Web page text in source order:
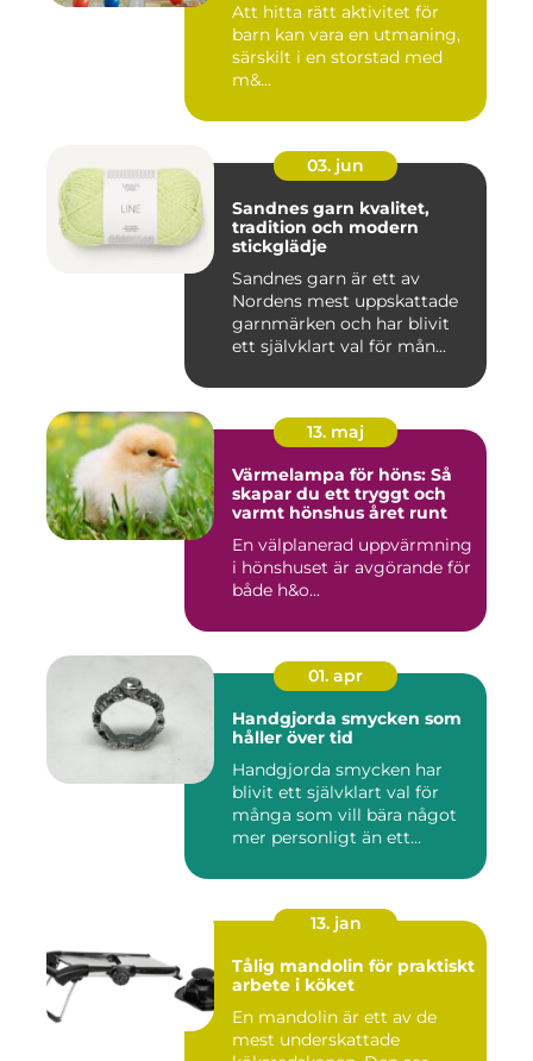
Att hitta rätt aktivitet för
barn kan vara en utmaning,
särskilt i en storstad med
m&...
03. jun
Sandnes garn kvalitet,
tradition och modern
stickglädje
Sandnes garn är ett av
Nordens mest uppskattade
garnmärken och har blivit
ett självklart val för mån...
13. maj
Värmelampa för höns: Så
skapar du ett tryggt och
varmt hönshus året runt
En välplanerad uppvärmning
i hönshuset är avgörande för
både h&o...
01. apr
Handgjorda smycken som
håller över tid
Handgjorda smycken har
blivit ett självklart val för
många som vill bära något
mer personligt än ett...
13. jan
Tålig mandolin för praktiskt
arbete i köket
En mandolin är ett av de
mest underskattade